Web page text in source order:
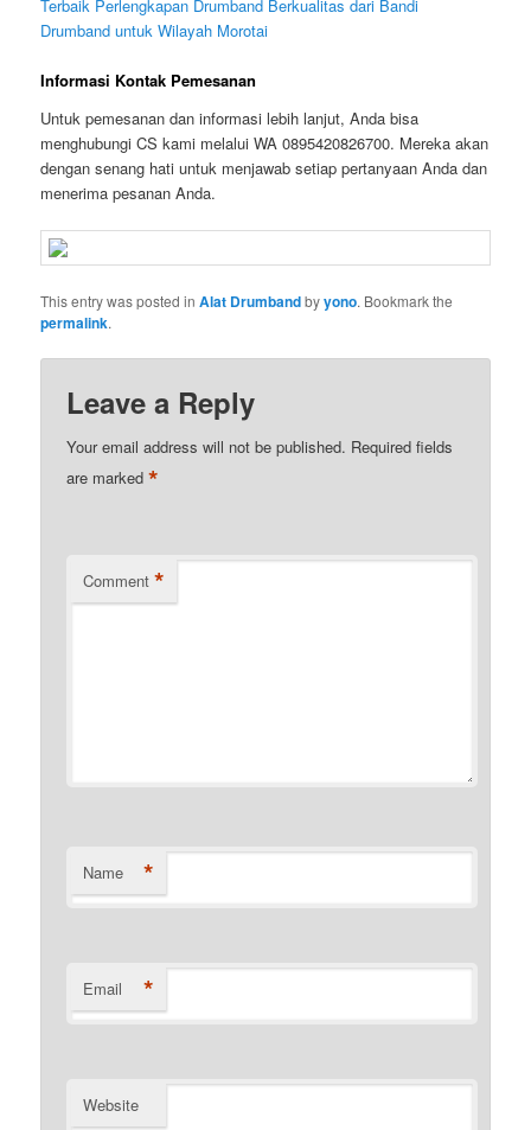
Terbaik Perlengkapan Drumband Berkualitas dari Bandi
Drumband untuk Wilayah Morotai
Informasi Kontak Pemesanan
Untuk pemesanan dan informasi lebih lanjut, Anda bisa
menghubungi CS kami melalui WA 0895420826700. Mereka akan
dengan senang hati untuk menjawab setiap pertanyaan Anda dan
menerima pesanan Anda.
This entry was posted inAlat Drumbandbyyono. Bookmark the
permalink.
Leave a Reply
Your email address will not be published. Required fields
are marked*
Comment *
Name *
Email *
Website